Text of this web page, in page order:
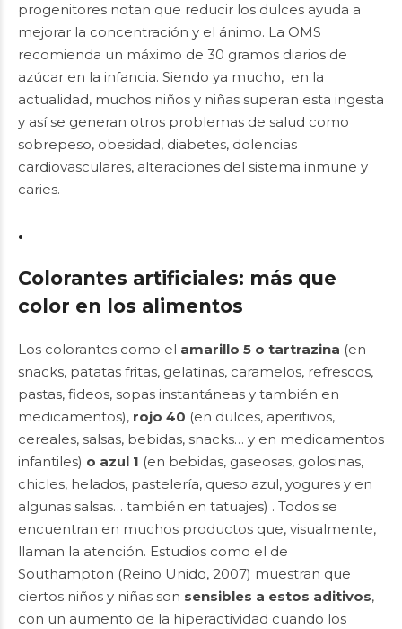
progenitores notan que reducir los dulces ayuda a
mejorar la concentración y el ánimo. La OMS
recomienda un máximo de 30 gramos diarios de
azúcar en la infancia. Siendo ya mucho, en la
actualidad, muchos niños y niñas superan esta ingesta
y así se generan otros problemas de salud como
sobrepeso, obesidad, diabetes, dolencias
cardiovasculares, alteraciones del sistema inmune y
caries.
.
Colorantes artificiales: más que
color en los alimentos
Los colorantes como el amarillo 5 o tartrazina (en
snacks, patatas fritas, gelatinas, caramelos, refrescos,
pastas, fideos, sopas instantáneas y también en
medicamentos), rojo 40 (en dulces, aperitivos,
cereales, salsas, bebidas, snacks… y en medicamentos
infantiles) o azul 1 (en bebidas, gaseosas, golosinas,
chicles, helados, pastelería, queso azul, yogures y en
algunas salsas… también en tatuajes) . Todos se
encuentran en muchos productos que, visualmente,
llaman la atención. Estudios como el de
Southampton (Reino Unido, 2007) muestran que
ciertos niños y niñas son sensibles a estos aditivos,
con un aumento de la hiperactividad cuando los